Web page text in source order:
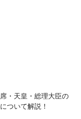
・天皇・総理大臣の
ついて解説！